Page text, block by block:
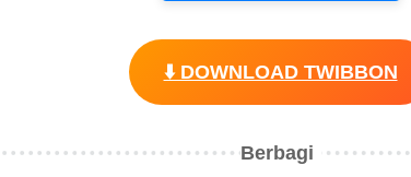
⬇️ DOWNLOAD TWIBBON
Berbagi